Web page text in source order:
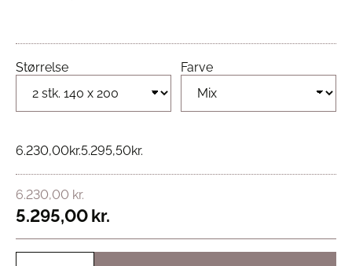
Størrelse Farve
6.230,00kr.5.295,50kr.
6.230,00 kr.
5.295,00kr.